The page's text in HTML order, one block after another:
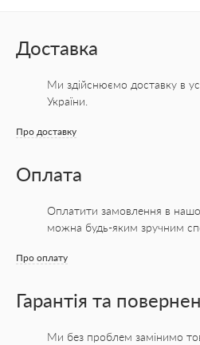
Доставка
Ми здійснюємо доставку в
України.
Про доставку
Оплата
Оплатити замовлення в
можна будь-яким зручним
Про оплату
Гарантія та
Ми без проблем замінимо